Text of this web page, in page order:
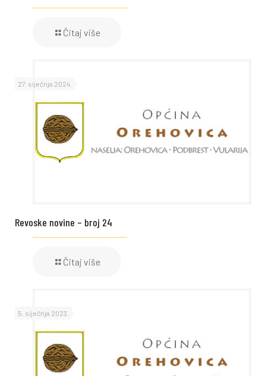
Čitaj više
27. siječnja 2024.
Revoske novine – broj 24
Čitaj više
5. siječnja 2023.